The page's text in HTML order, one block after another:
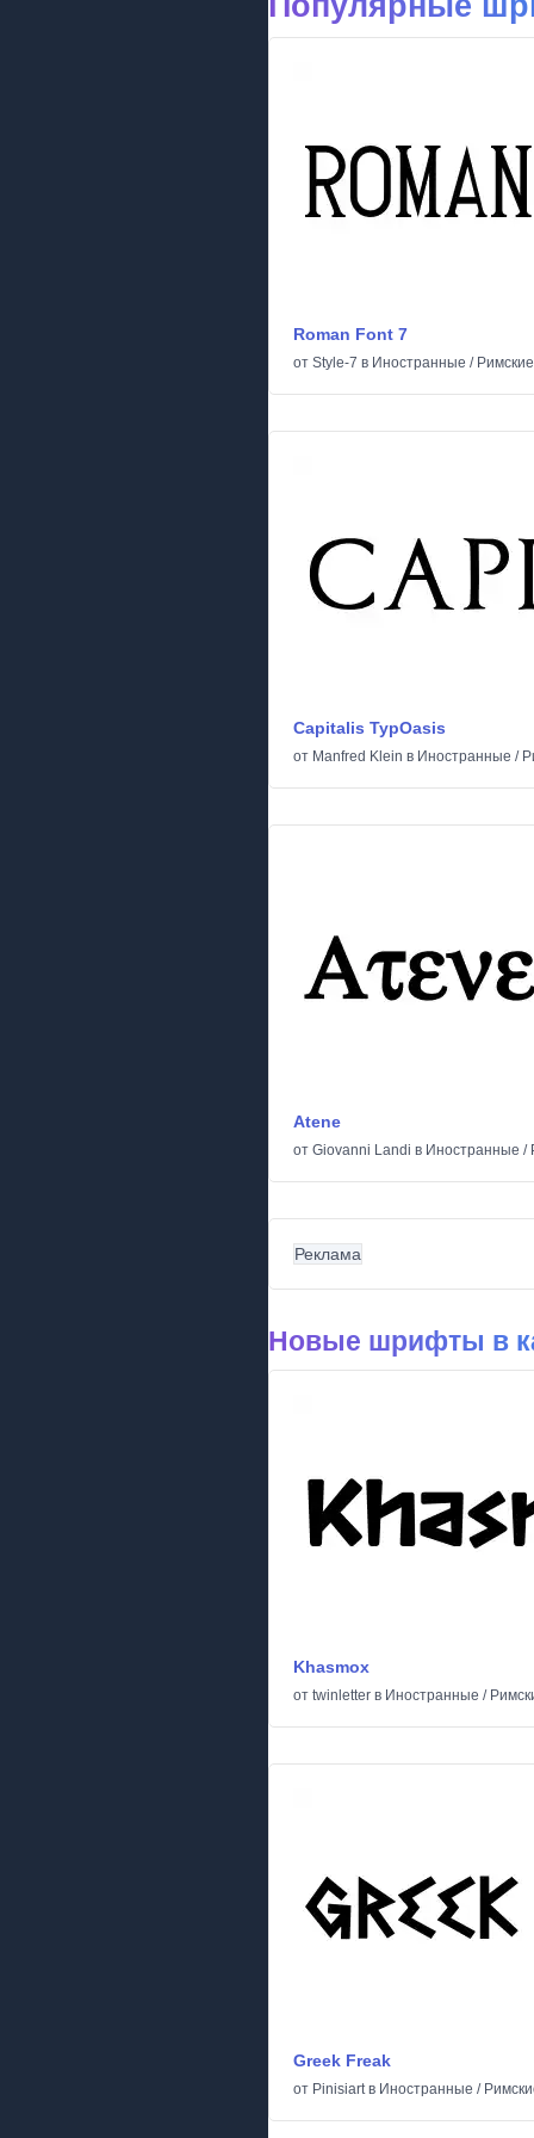
Roman Font 7
от Style-7 в Иностранные /
Capitalis TypOasis
от Manfred Klein в Иностранные /
Atene
от Giovanni Landi в Иностранные /
Реклама
Новые шрифты в
Khasmox
от twinletter в Иностранные /
Greek Freak
от Pinisiartв Иностранные /